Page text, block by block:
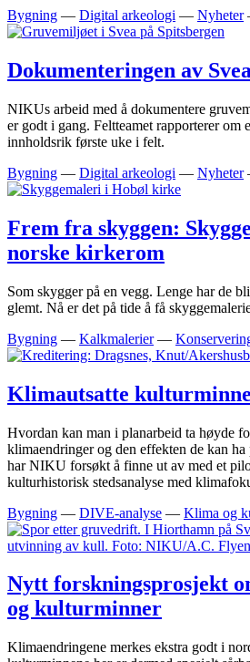
Bygning — Digital arkeologi — Nyheter
Dokumenteringen av
NIKUs arbeid med å dokumentere
er godt i gang. Feltteamet rapporterer om
innholdsrik første uke i felt.
Bygning — Digital arkeologi — Nyheter
Frem fra skyggen:
norske kirkerom
Som skygger på en vegg. Lenge har de
glemt. Nå er det på tide å få
Bygning — Kalkmalerier —
Klimautsatte
Hvordan kan man i planarbeid ta høyde
klimaendringer og den effekten de kan
har NIKU forsøkt å finne ut av med et
kulturhistorisk stedsanalyse med
Bygning — DIVE-analyse — Klima og
Nytt forskningsprosjekt
og kulturminner
Klimaendringene merkes ekstra godt i